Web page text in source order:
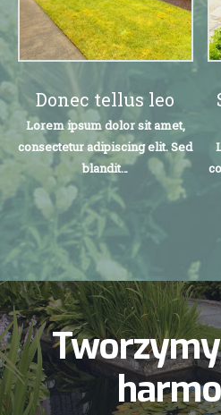
Donec tellus leo
Lorem ipsum dolor sit amet,
consectetur adipiscing elit. Sed
blandit…